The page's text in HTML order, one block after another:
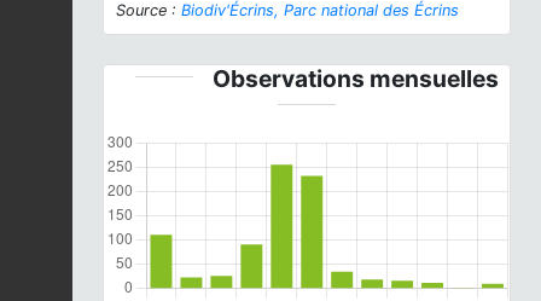
Source : Biodiv'Écrins, Parc national des Écrins
Observations mensuelles